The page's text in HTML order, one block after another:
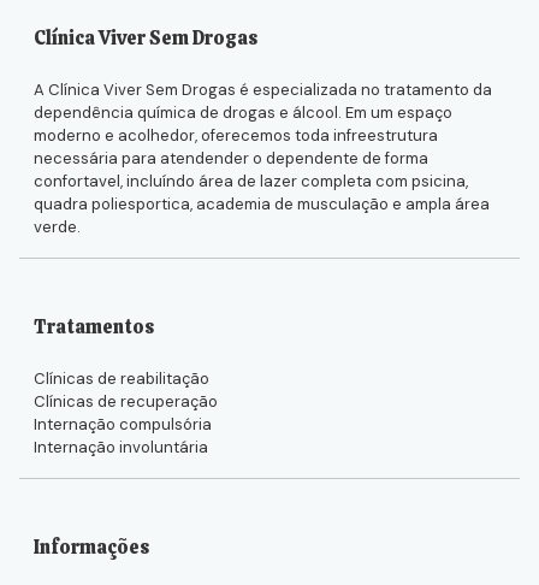
Clínica Viver Sem Drogas
A Clínica Viver Sem Drogas é especializada no tratamento da
dependência química de drogas e álcool. Em um espaço
moderno e acolhedor, oferecemos toda infreestrutura
necessária para atendender o dependente de forma
confortavel, incluíndo área de lazer completa com psicina,
quadra poliesportica, academia de musculação e ampla área
verde.
Tratamentos
Clínicas de reabilitação
Clínicas de recuperação
Internação compulsória
Internação involuntária
Informações